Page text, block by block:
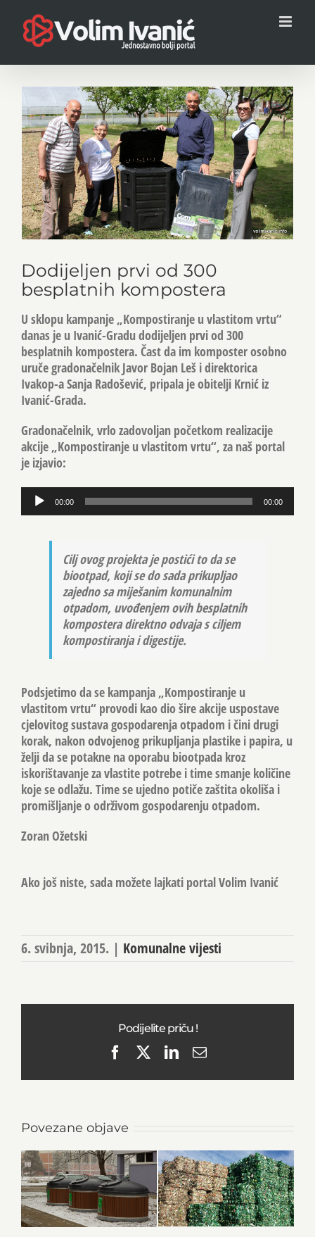
content
Larger
Image
Dodijeljen prvi od 300
besplatnih kompostera
U sklopu kampanje „Kompostiranje u vlastitom vrtu“
danas je u Ivanić-Gradu dodijeljen prvi od 300
besplatnih kompostera. Čast da im komposter osobno
uruče gradonačelnikJavor Bojan Leš i direktorica
Ivakop-aSanja Radošević, pripala je obitelji Krnić iz
Ivanić-Grada.
Gradonačelnik, vrlo zadovoljan početkom realizacije
akcije „Kompostiranje u vlastitom vrtu“, za naš portal
je izjavio:
Reproduktor
audiozapisa
00:00 00:00
Cilj ovog projekta je postići to da se
biootpad, koji se do sada prikupljao
zajedno sa miješanim komunalnim
otpadom, uvođenjem ovih besplatnih
kompostera direktno odvaja s ciljem
kompostiranja i digestije.
Podsjetimo da se kampanja „Kompostiranje u
vlastitom vrtu“ provodi kao dio šire akcije uspostave
cjelovitog sustava gospodarenja otpadom i čini drugi
korak, nakon odvojenog prikupljanja plastike i papira, u
želji da se potakne na oporabu biootpada kroz
iskorištavanje za vlastite potrebe i time smanje količine
koje se odlažu. Time se ujedno potiče zaštita okoliša i
promišljanje o održivom gospodarenju otpadom.
Zoran Ožetski
Ako još niste, sada možete lajkati portal Volim Ivanić
6. svibnja, 2015. | Komunalne vijesti
Podijelite priču !
FacebookLinkedIn
Email
Povezane objave